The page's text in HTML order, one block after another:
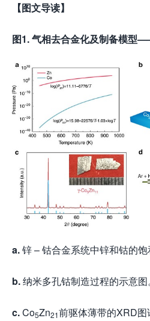
【图文导读】
图1. 气相去合金化及制备模型
a.锌 – 钴合金系统中锌和钴的饱
b.纳米多孔钴制造过程的示意图。
c.Co5Zn21前驱体薄带的XRD